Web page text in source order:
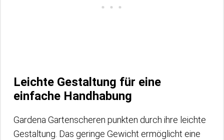
Leichte Gestaltung für eine
einfache Handhabung
Gardena Gartenscheren punkten durch ihre leichte
Gestaltung. Das geringe Gewicht ermöglicht eine